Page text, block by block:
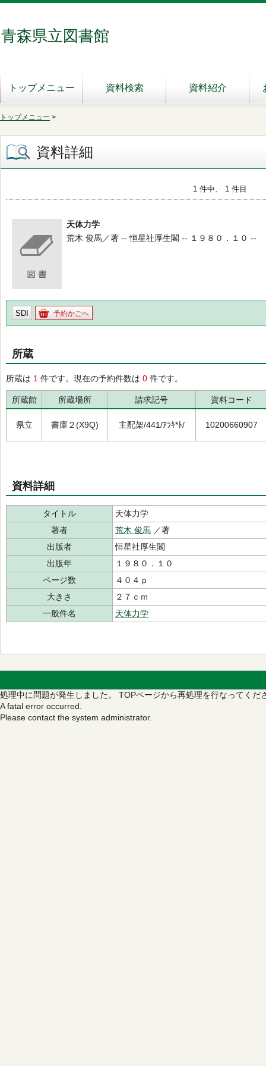
青森県立図書館
トップメニュー 資料検索 資料紹介
トップメニュー >
資料詳細
1 件中、 1 件目
天体力学
荒木 俊馬／著 -- 恒星社厚生閣 -- １９８０．１０ --
SDI 予約かごへ
所蔵
所蔵は 1 件です。現在の予約件数は 0 件です。
所蔵館 所蔵場所 請求記号 資料コード
県立 書庫２(X9Q) 主配架/441/ｱﾗｷ*ﾄ/ 10200660907
資料詳細
タイトル
天体力学
著者
荒木 俊馬 ／著
出版者
恒星社厚生閣
出版年
１９８０．１０
ページ数
４０４ｐ
大きさ
２７ｃｍ
一般件名
天体力学
処理中に問題が発生しました。 TOPページから再処理を行なってくだ
A fatal error occurred.
Please contact the system administrator.